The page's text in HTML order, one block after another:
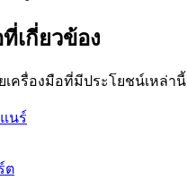
เกี่ยวข้อง
เครื่องมือที่มีประโยชน์เหล่านี้
นร์
ต